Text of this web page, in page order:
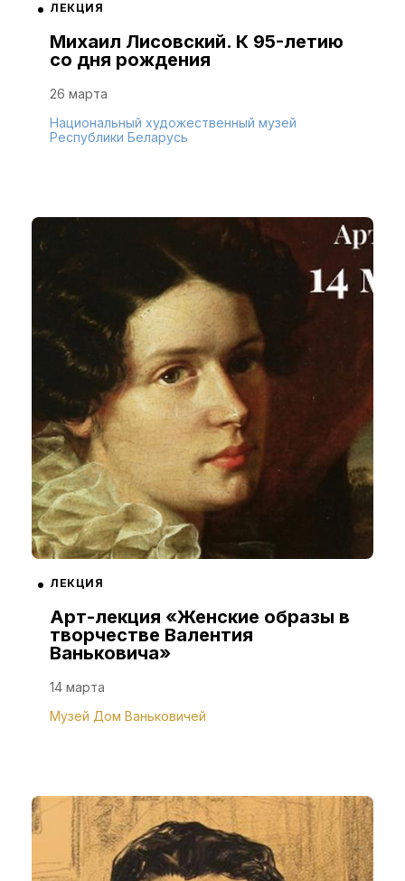
ЛЕКЦИЯ
Михаил Лисовский. К 95-летию
со дня рождения
26 марта
Национальный художественный музей
Республики Беларусь
ЛЕКЦИЯ
Арт-лекция «Женские образы в
творчестве Валентия
Ваньковича»
14 марта
Музей Дом Ваньковичей